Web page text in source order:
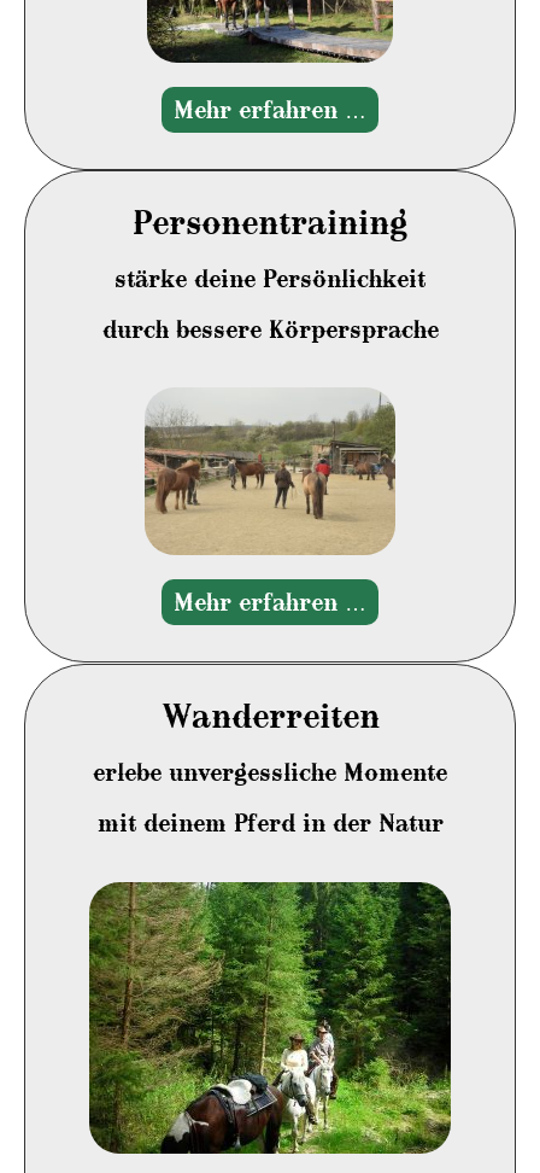
Mehr erfahren …
Personentraining
stärke deine Persönlichkeit
durch bessere Körpersprache
Mehr erfahren …
Wanderreiten
erlebe unvergessliche Momente
mit deinem Pferd in der Natur